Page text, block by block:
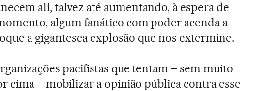
ali, talvez até aumentando, à espera de
algum fanático com poder acenda a
a gigantesca explosão que nos extermine.
pacifistas que tentam – sem muito
cima – mobilizar a opinião pública contra esse